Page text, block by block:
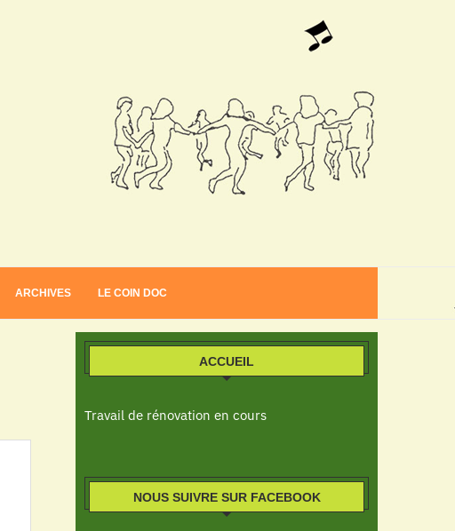
ARCHIVES LE COIN DOC
ACCUEIL
Travail de rénovation en cours
NOUS SUIVRE SUR FACEBOOK